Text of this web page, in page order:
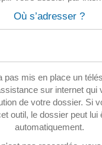
Où s’adresser ?
pas mis en place un
sur internet qui
de votre dossier. Si
outil, le dossier peut lui
automatiquement.